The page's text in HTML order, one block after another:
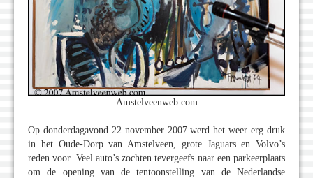
Amstelveenweb.com
Op donderdagavond 22 november 2007 werd het weer erg druk
in het Oude-Dorp van Amstelveen, grote Jaguars en Volvo’s
reden voor. Veel auto’s zochten tevergeefs naar een parkeerplaats
om de opening van de tentoonstelling van de Nederlandse